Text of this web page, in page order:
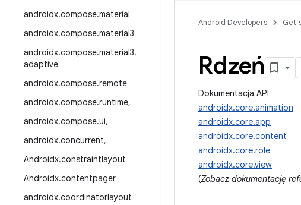
androidx.compose.material
androidx.compose.material3
androidx.compose.material3.
adaptive
androidx.compose.remote
androidx.compose.runtime,
androidx.compose.ui,
androidx.concurrent,
Androidx.constraintlayout
Androidx.contentpager
androidx.coordinatorlayout
Android Developers Get
Rdzeń
Dokumentacja API
androidx.core.animation
androidx.core.app
androidx.core.content
androidx.core.role
androidx.core.view
(Zobacz dokumentację